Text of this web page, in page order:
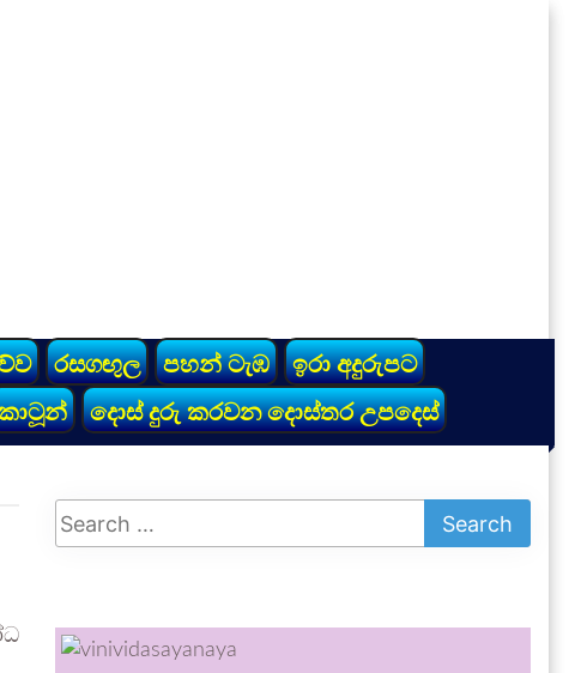
රසගඟුල පහන් ටැඹ
ඉරා අදුරුපට
දොස් දුරු කරවන දොස්තර උපදෙස්